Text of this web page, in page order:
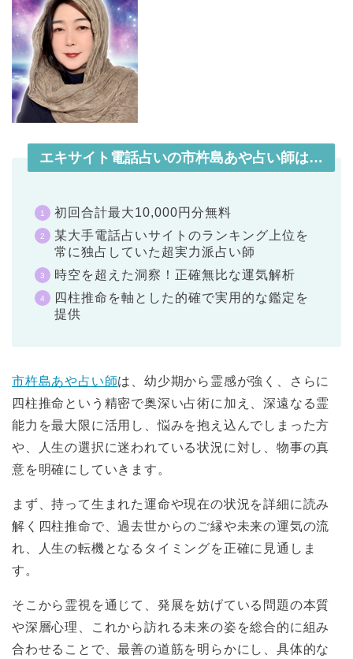
エキサイト電話占いの市杵島あや占い師は…
初回合計最大10,000円分無料
某大手電話占いサイトのランキング上位を
常に独占していた超実力派占い師
時空を超えた洞察！正確無比な運気解析
四柱推命を軸とした的確で実用的な鑑定を
提供
市杵島あや占い師は、幼少期から霊感が強く、さらに
四柱推命という精密で奥深い占術に加え、深遠なる霊
能力を最大限に活用し、悩みを抱え込んでしまった方
や、人生の選択に迷われている状況に対し、物事の真
意を明確にしていきます。
まず、持って生まれた運命や現在の状況を詳細に読み
解く四柱推命で、過去世からのご縁や未来の運気の流
れ、人生の転機となるタイミングを正確に見通しま
す。
そこから霊視を通じて、発展を妨げている問題の本質
や深層心理、これから訪れる未来の姿を総合的に組み
合わせることで、最善の道筋を明らかにし、具体的な